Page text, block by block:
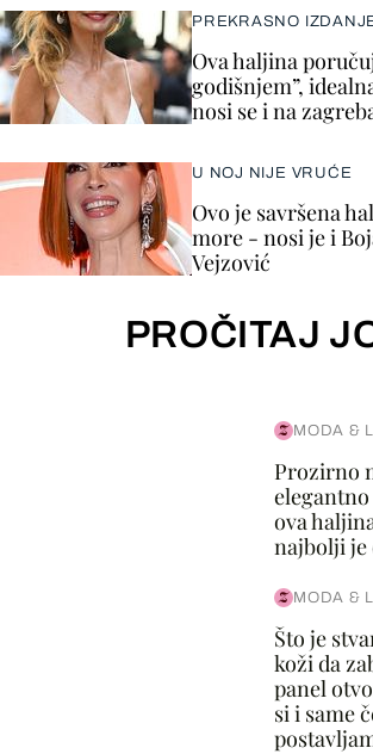
PREKRASNO
Ova haljina
godišnjem”,
nosi se i na
U NOJ NIJE VRUĆE
Ovo je savršena
more - nosi je i
Vejzović
PROČITAJ
MODA &
Prozirno
ova
najbolji je
MODA &
Što je
koži da
panel
si i same